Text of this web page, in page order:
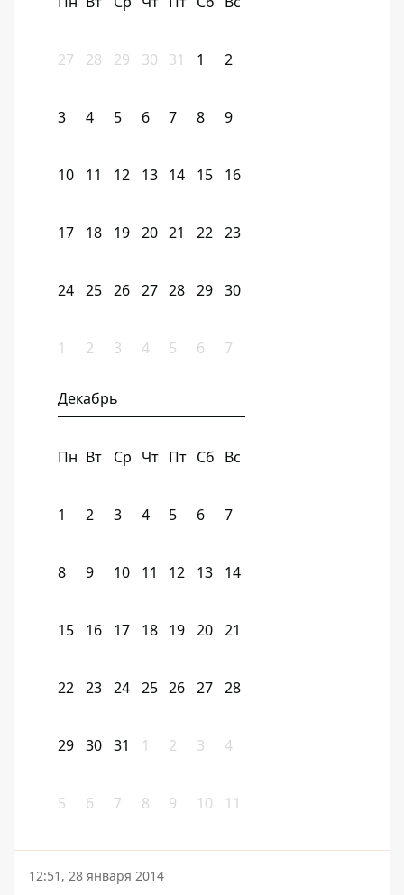
27 28 29 30 31 1 2
3 4 5 6 7 8 9
10 11 12 13 14 15 16
17 18 19 20 21 22 23
24 25 26 27 28 29 30
1 2 3 4 5 6 7
Декабрь
Пн Вт Ср Чт Пт Сб Вс
1 2 3 4 5 6 7
8 9 10 11 12 13 14
15 16 17 18 19 20 21
22 23 24 25 26 27 28
29 30 31 1 2 3 4
5 6 7 8 9 10 11
12:51, 28 января 2014